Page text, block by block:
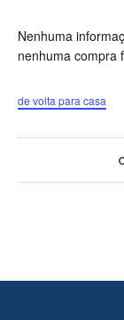
Nenhuma
nenhuma compra
de volta para casa